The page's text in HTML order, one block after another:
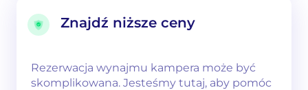
Znajdź niższe ceny
Rezerwacja wynajmu kampera może być
skomplikowana. Jesteśmy tutaj, aby pomóc